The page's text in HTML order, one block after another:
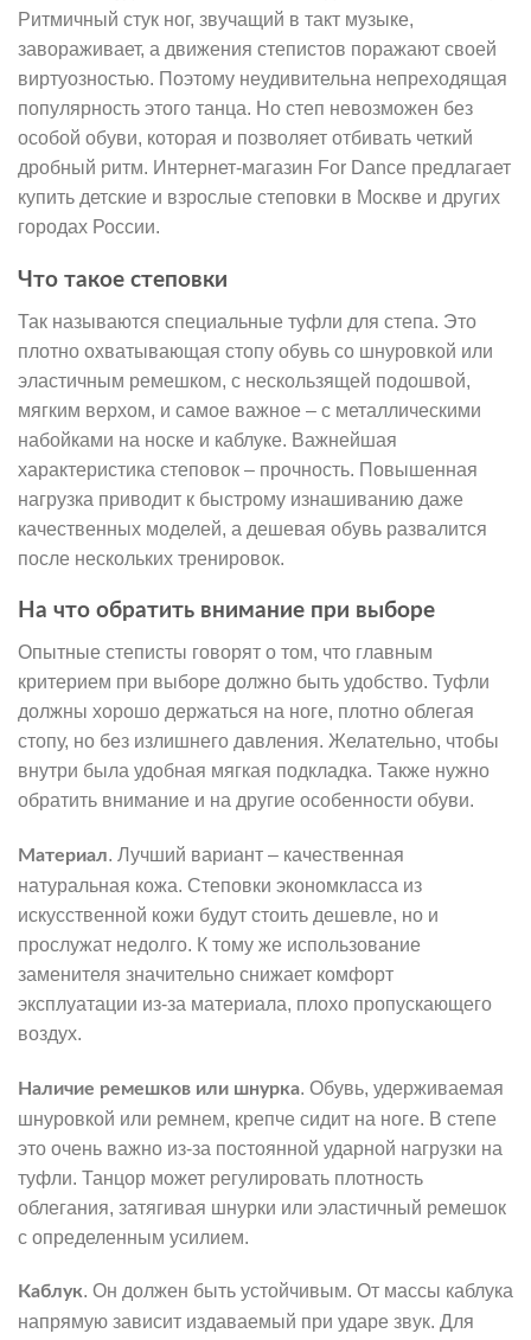
Ритмичный стук ног, звучащий в такт музыке,
завораживает, а движения степистов поражают своей
виртуозностью. Поэтому неудивительна непреходящая
популярность этого танца. Но степ невозможен без
особой обуви, которая и позволяет отбивать четкий
дробный ритм. Интернет-магазин For Dance предлагает
купить детские и взрослые степовки в Москве и других
городах России.
Что такое степовки
Так называются специальные туфли для степа. Это
плотно охватывающая стопу обувь со шнуровкой или
эластичным ремешком, с нескользящей подошвой,
мягким верхом, и самое важное – с металлическими
набойками на носке и каблуке. Важнейшая
характеристика степовок – прочность. Повышенная
нагрузка приводит к быстрому изнашиванию даже
качественных моделей, а дешевая обувь развалится
после нескольких тренировок.
На что обратить внимание при выборе
Опытные степисты говорят о том, что главным
критерием при выборе должно быть удобство. Туфли
должны хорошо держаться на ноге, плотно облегая
стопу, но без излишнего давления. Желательно, чтобы
внутри была удобная мягкая подкладка. Также нужно
обратить внимание и на другие особенности обуви.
Материал. Лучший вариант – качественная
натуральная кожа. Степовки экономкласса из
искусственной кожи будут стоить дешевле, но и
прослужат недолго. К тому же использование
заменителя значительно снижает комфорт
эксплуатации из-за материала, плохо пропускающего
воздух.
Наличие ремешков или шнурка. Обувь, удерживаемая
шнуровкой или ремнем, крепче сидит на ноге. В степе
это очень важно из-за постоянной ударной нагрузки на
туфли. Танцор может регулировать плотность
облегания, затягивая шнурки или эластичный ремешок
с определенным усилием.
Каблук. Он должен быть устойчивым. От массы каблука
напрямую зависит издаваемый при ударе звук. Для